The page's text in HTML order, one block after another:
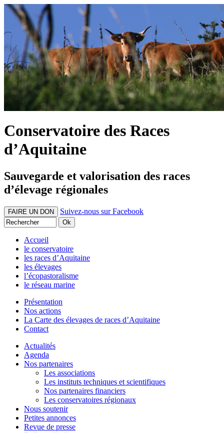
Conservatoire des Races
d’Aquitaine
Sauvegarde et valorisation des races
d’élevage régionales
FAIRE UN DON Suivez-nous sur Facebook
Accueil
le conservatoire
les races d’Aquitaine
les élevages
l’écopastoralisme
le réseau marine
Présentation
Nos actions
La Carte des élevages de races d’Aquitaine
Contact
Actualités
Agenda
Nos partenaires
Les associations
Les instituts techniques et scientifiques
Nos partenaires financiers
Les conservatoires régionaux
Nous soutenir
Petites annonces
Revue de presse